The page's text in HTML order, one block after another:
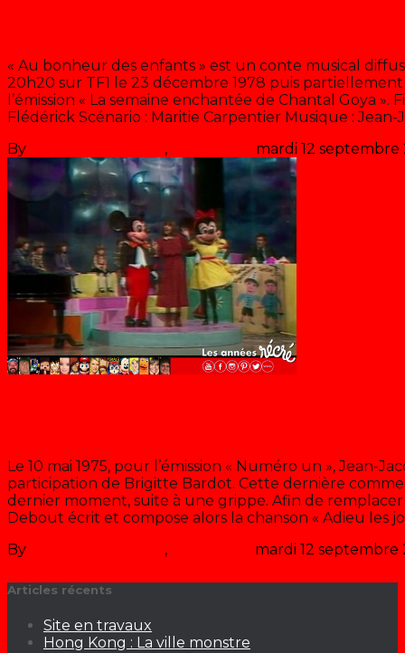
« Au bonheur des enfants » est un conte musical
20h20 sur TF1 le 23 décembre 1978 puis
l’émission « La semaine enchantée de Chantal Goya
Flédérick Scénario : Maritie Carpentier Musique : Jean-
By
, mardi 12 septembre
Le 10 mai 1975, pour l’émission « Numéro un », Jean-
participation de Brigitte Bardot. Cette dernière
dernier moment, suite à une grippe. Afin de
Debout écrit et compose alors la chanson « Adieu les
By
, mardi 12 septembre
Articles récents
Site en travaux
Hong Kong : La ville monstre